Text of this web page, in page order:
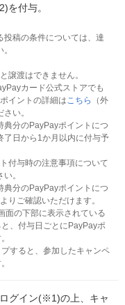
を付与。
投稿の条件については、達
譲渡はできません。
カード公式ストアでも
イントの詳細はこちら
（外
い。
典分のPayPayポイントにつ
了日から1か月以内に付与予
付与時の注意事項について
。
典分のPayPayポイントにつ
りご確認いただけます。
面の下部に表示されている
と、付与日ごとにPayPayポ
すると、参加したキャンペ
グイン(※1)の上、キャ